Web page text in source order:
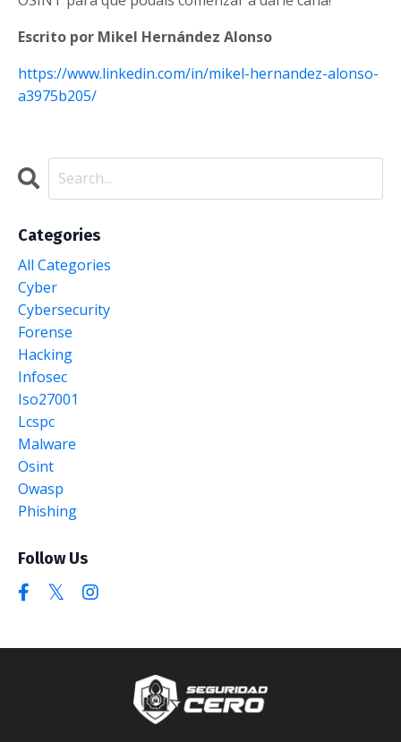
Escrito por Mikel Hernández Alonso
https://www.linkedin.com/in/mikel-hernandez-alonso-
a3975b205/
Categories
All Categories
Cyber
Cybersecurity
Forense
Hacking
Infosec
Iso27001
Lcspc
Malware
Osint
Owasp
Phishing
Follow Us